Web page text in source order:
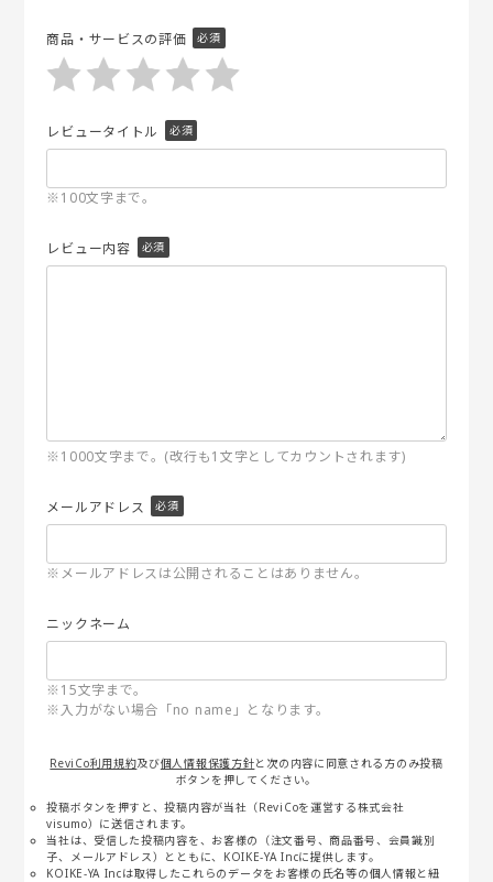
商品・サービスの評価
レビュータイトル
※100文字まで。
レビュー内容
※1000文字まで。(改行も1文字としてカウントされます)
メールアドレス
※メールアドレスは公開されることはありません。
ニックネーム
※15文字まで。
※入力がない場合「no name」となります。
ReviCo利用規約及び個人情報保護方針と次の内容に同意される方のみ投稿
ボタンを押してください。
投稿ボタンを押すと、投稿内容が当社（ReviCoを運営する株式会社
visumo）に送信されます。
当社は、受信した投稿内容を、お客様の（注文番号、商品番号、会員識別
子、メールアドレス）とともに、KOIKE-YA Incに提供します。
KOIKE-YA Incは取得したこれらのデータをお客様の氏名等の個人情報と紐